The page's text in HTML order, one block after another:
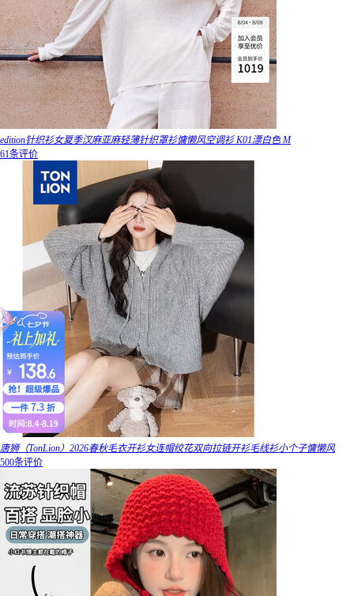
edition针织衫女夏季汉麻亚麻轻薄针织罩衫慵懒风空调衫 K01漂白色 M
61条评价
唐狮（TonLion）2026春秋毛衣开衫女连帽绞花双向拉链开衫毛线衫小个子慵懒风
500条评价